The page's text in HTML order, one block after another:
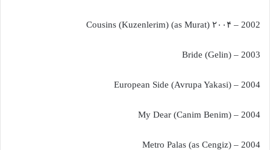
2002 – ۲۰۰۴ Cousins (Kuzenlerim) (as Murat)
2003 – Bride (Gelin)
2004 – European Side (Avrupa Yakasi)
2004 – My Dear (Canim Benim)
2004 – Metro Palas (as Cengiz)